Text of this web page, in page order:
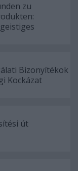
zu
Bizonyítékok
Kockázat
út